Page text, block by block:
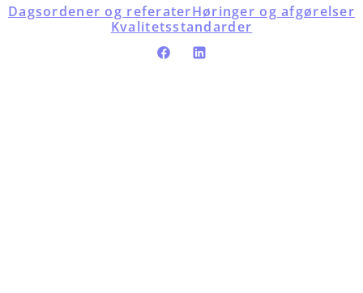
Dagsordener og referaterHøringer og afgørelser
Kvalitetsstandarder